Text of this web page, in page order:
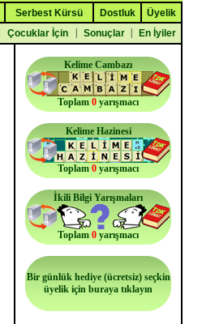
Serbest Kürsü Dostluk
Üyelik
Çocuklar İçin Sonuçlar En İyiler
Kelime Cambazı
Toplam 0 yarışmacı
Kelime Hazinesi
Toplam 0 yarışmacı
İkili Bilgi Yarışmaları
Toplam 0 yarışmacı
Bir günlük hediye (ücretsiz) seçkin
üyelik için buraya tıklayın